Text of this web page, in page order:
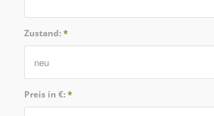
Zustand:*
Preis in €:*